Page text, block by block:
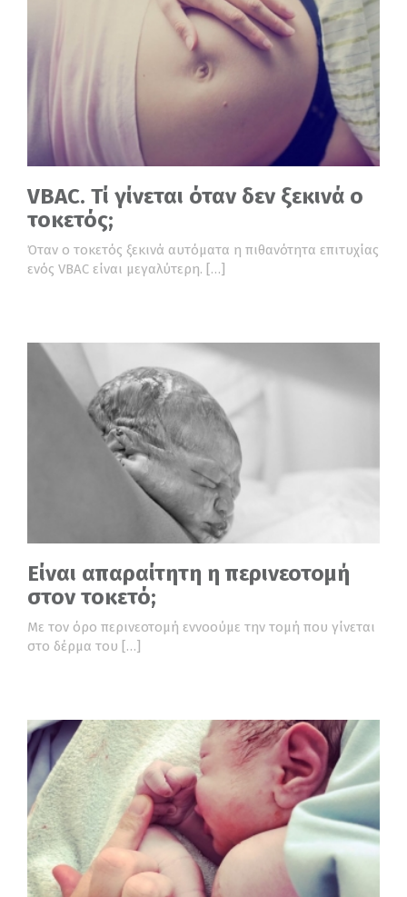
VBAC. Τί γίνεται όταν δεν ξεκινά ο
τοκετός;
Όταν ο τοκετός ξεκινά αυτόματα η πιθανότητα επιτυχίας
ενός VBAC είναι μεγαλύτερη. […]
Είναι απαραίτητη η περινεοτομή
στον τοκετό;
Με τον όρο περινεοτομή εννοούμε την τομή που γίνεται
στο δέρμα του […]